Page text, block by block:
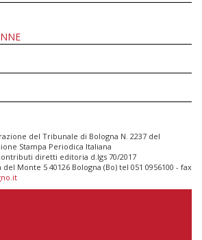
del Tribunale di Bologna N. 2237 del
Stampa Periodica Italiana
diretti editoria d.lgs 70/2017
Monte 5 40126 Bologna (Bo) tel 051 0956100 - fax